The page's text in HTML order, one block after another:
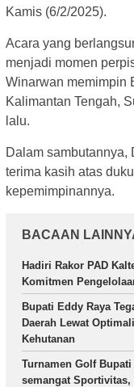
Kamis (6/2/2025).
Acara yang
menjadi momen
Winarwan memimpin
Kalimantan Tengah,
lalu.
Dalam sambutannya,
terima kasih atas
kepemimpinannya.
BACAAN
Hadiri Rakor PAD
Komitmen
Bupati Eddy Raya
Daerah Lewat
Kehutanan
Turnamen Golf
semangat